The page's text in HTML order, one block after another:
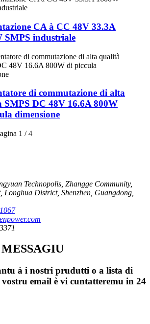
CA à CC 48V 33.3A
SMPS industriale
di commutazione di alta
SMPS DC 48V 16.6A 800W
dimensione
1 / 4
Technopolis, Zhangge Community,
Longhua District, Shenzhen, Guangdong,
à i nostri prudutti o a lista di
vostru email è vi cuntatteremu in 24